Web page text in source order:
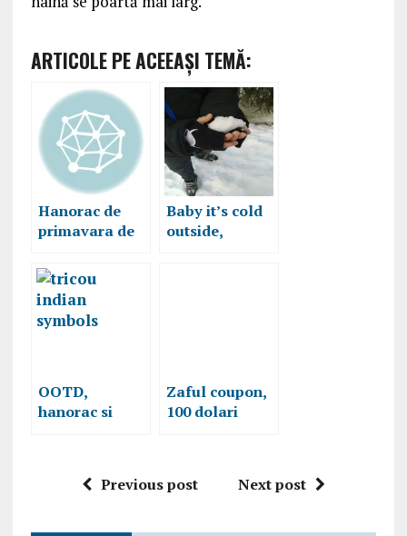
ARTICOLE PE ACEEAŞI TEMĂ:
Hanorac de
primavara de
Baby it’s cold
outside,
OOTD,
hanorac si
Zaful coupon,
100 dolari
Previous post
Next post